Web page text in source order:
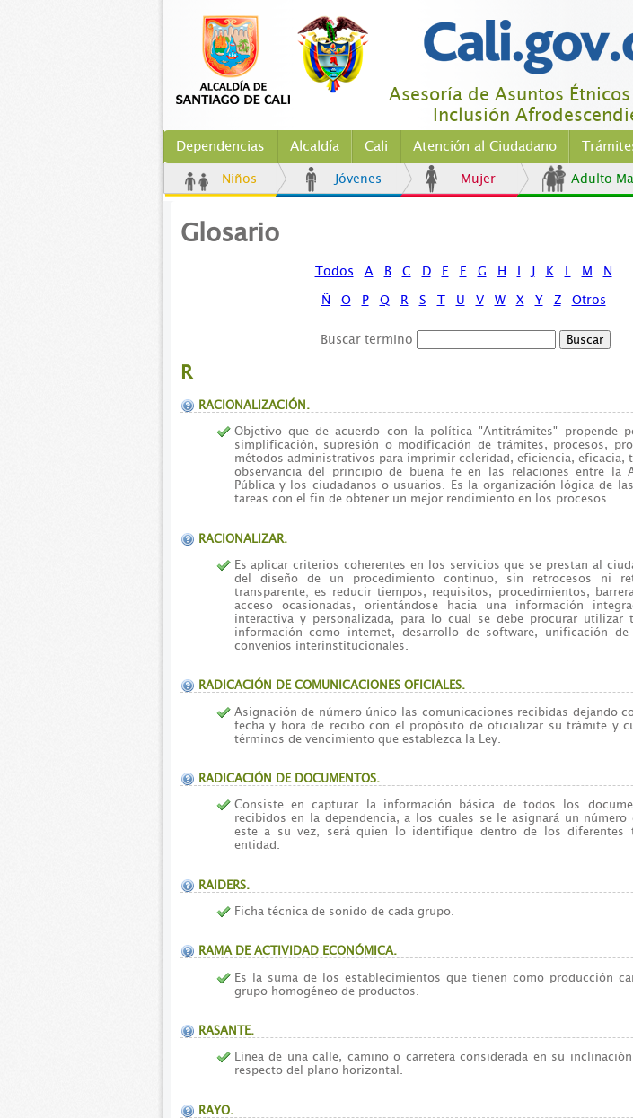
Asesoría de Asuntos
Inclusión
Dependencias Alcaldía Cali Atención al Ciudadano
Niños Jóvenes Mujer Adulto
Glosario
Todos A B C D E F G H I J K L M
N
Ñ
O P Q R S T U V W X Y Z Otros
Buscar termino
R
RACIONALIZACIÓN.
Objetivo que de acuerdo con la política "Antitrámites" propende
simplificación, supresión o modificación de trámites, procesos,
métodos administrativos para imprimir celeridad, eficiencia, eficacia,
observancia del principio de buena fe en las relaciones entre la
Pública y los ciudadanos o usuarios. Es la organización lógica de
tareas con el fin de obtener un mejor rendimiento en los procesos.
RACIONALIZAR.
Es aplicar criterios coherentes en los servicios que se prestan al
del diseño de un procedimiento continuo, sin retrocesos ni
transparente; es reducir tiempos, requisitos, procedimientos,
acceso ocasionadas, orientándose hacia una información
interactiva y personalizada, para lo cual se debe procurar utilizar
información como internet, desarrollo de software, unificación
convenios interinstitucionales.
RADICACIÓN DE COMUNICACIONES OFICIALES.
Asignación de número único las comunicaciones recibidas dejando
fecha y hora de recibo con el propósito de oficializar su trámite y
términos de vencimiento que establezca la Ley.
RADICACIÓN DE DOCUMENTOS.
Consiste en capturar la información básica de todos los
recibidos en la dependencia, a los cuales se le asignará un número
este a su vez, será quien lo identifique dentro de los diferentes
entidad.
RAIDERS.
Ficha técnica de sonido de cada grupo.
RAMA DE ACTIVIDAD ECONÓMICA.
Es la suma de los establecimientos que tienen como producción
grupo homogéneo de productos.
RASANTE.
Línea de una calle, camino o carretera considerada en su
respecto del plano horizontal.
RAYO.